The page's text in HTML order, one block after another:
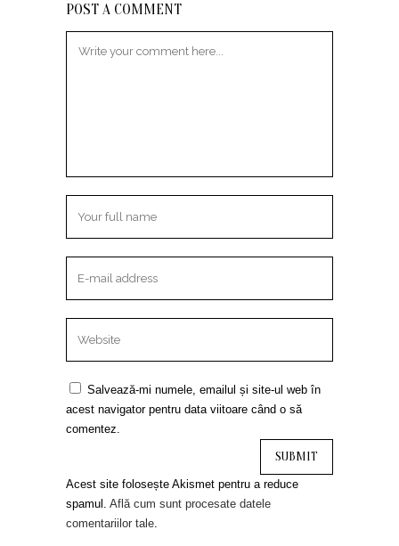
POST A COMMENT
Salvează-mi numele, emailul și site-ul web în
acest navigator pentru data viitoare când o să
comentez.
Acest site folosește Akismet pentru a reduce
spamul. Află cum sunt procesate datele
comentariilor tale.